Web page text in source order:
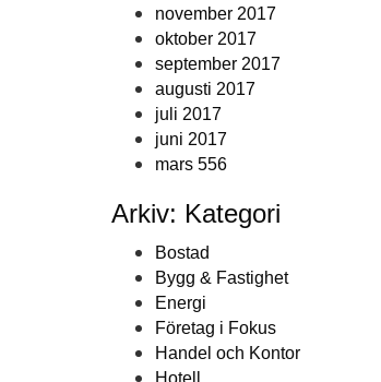
november 2017
oktober 2017
september 2017
augusti 2017
juli 2017
juni 2017
mars 556
Arkiv: Kategori
Bostad
Bygg & Fastighet
Energi
Företag i Fokus
Handel och Kontor